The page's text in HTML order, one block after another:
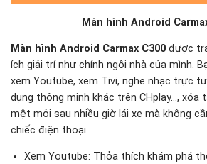
Màn hình Android
Màn hình Android Carmax C300 được
ích giải trí như chính ngôi nhà của mình.
xem Youtube, xem Tivi, nghe nhạc trực
dụng thông minh khác trên CHplay…, xóa
mệt mỏi sau nhiều giờ lái xe mà không
chiếc điện thoại.
Xem Youtube: Thỏa thích khám phá